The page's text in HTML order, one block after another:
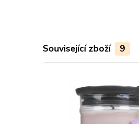
Související zboží 9